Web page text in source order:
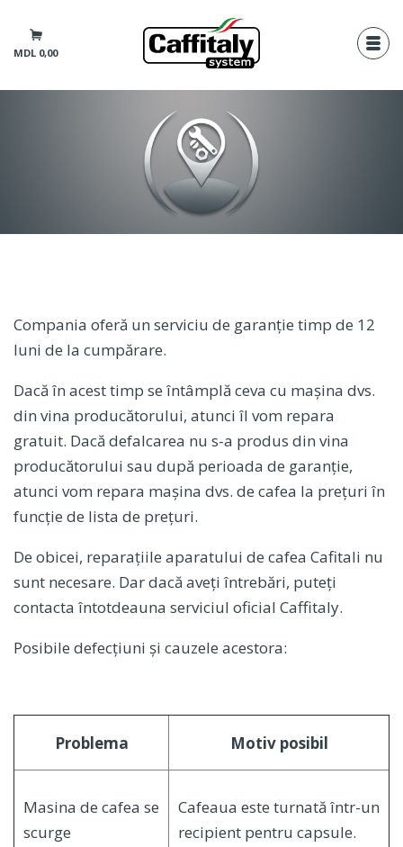
MDL 0,00
Compania oferă un serviciu de garanție timp de 12
luni de la cumpărare.
Dacă în acest timp se întâmplă ceva cu mașina dvs.
din vina producătorului, atunci îl vom repara
gratuit. Dacă defalcarea nu s-a produs din vina
producătorului sau după perioada de garanție,
atunci vom repara mașina dvs. de cafea la prețuri în
funcție de lista de prețuri.
De obicei, reparațiile aparatului de cafea Cafitali nu
sunt necesare. Dar dacă aveți întrebări, puteți
contacta întotdeauna serviciul oficial Caffitaly.
Posibile defecțiuni și cauzele acestora:
Problema Motiv posibil
Masina de cafea se
scurge
Cafeaua este turnată într-un
recipient pentru capsule.